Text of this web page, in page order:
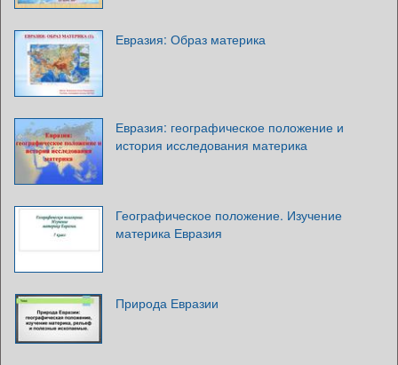
Евразия: Образ материка
Евразия: географическое положение и
история исследования материка
Географическое положение. Изучение
материка Евразия
Природа Евразии